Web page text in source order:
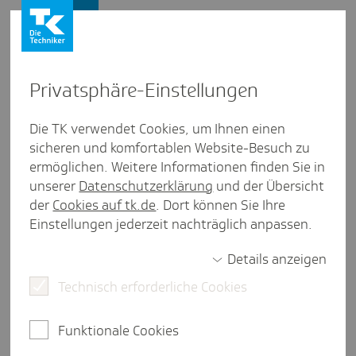
Mehr Video­sprech­stun­den: TK
verzeichnet Anstieg um 38
Prozent
Pres­se­mit­tei­lung aus Rhein­land-Pfalz
Presse und Politik Telemedizin
Mainz, 15. Juli 2025. Die Nachfrage nach
Rheinland-Pfalz auf rund 37.000 gestiegen und hat
Privat­sphäre-Einstel­lungen
Die TK verwendet Cookies, um Ihnen einen
sicheren und komfortablen Website-Besuch zu
ermöglichen. Weitere Informationen finden Sie in
unserer Datenschutzerklärung und der Übersicht
der Cookies auf tk.de. Dort können Sie Ihre
Einstellungen jederzeit nachträglich anpassen.
Details anzeigen
Technisch erforderliche Cookies
Funktionale Cookies